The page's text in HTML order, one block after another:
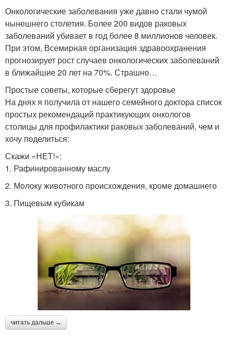
Онкологические заболевания уже давно стали чумой
нынешнего столетия. Более 200 видов раковых
заболеваний убивает в год более 8 миллионов человек.
При этом, Всемирная организация здравоохранения
прогнозирует рост случаев онкологических заболеваний
в ближайшие 20 лет на 70%. Страшно…
Простые советы, которые сберегут здоровье
На днях я получила от нашего семейного доктора список
простых рекомендаций практикующих онкологов
столицы для профилактики раковых заболеваний, чем и
хочу поделиться:
Скажи «НЕТ!»:
1. Рафинированному маслу
2. Молоку животного происхождения, кроме домашнего
3. Пищевым кубикам
читать дальше →